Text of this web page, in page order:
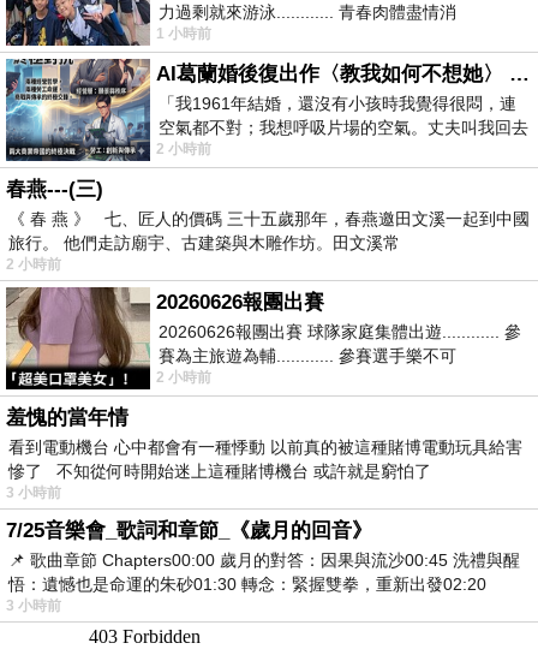
力過剩就來游泳............ 青春肉體盡情消
磨............ 晚餐不必
1 小時前
AI葛蘭婚後復出作〈教我如何不想她〉 #戀上老電影 #葛蘭 #粟子
「我1961年結婚，還沒有小孩時我覺得很悶，連
空氣都不對；我想呼吸片場的空氣。丈夫叫我回去
試試看……拍了〈教我如何不想她〉（1963
2 小時前
春燕---(三)
《 春 燕 》 七、匠人的價碼 三十五歲那年，春燕邀田文溪一起到中國
旅行。 他們走訪廟宇、古建築與木雕作坊。田文溪常
2 小時前
20260626報團出賽
20260626報團出賽 球隊家庭集體出遊............ 參
賽為主旅遊為輔............ 參賽選手樂不可
支............ 賽前旅遊
2 小時前
羞愧的當年情
看到電動機台 心中都會有一種悸動 以前真的被這種賭博電動玩具給害
慘了 不知從何時開始迷上這種賭博機台 或許就是窮怕了
3 小時前
7/25音樂會_歌詞和章節_《歲月的回音》
📌 歌曲章節 Chapters00:00​ 歲月的對答：因果與流沙00:45​ 洗禮與醒
悟：遺憾也是命運的朱砂01:30​ 轉念：緊握雙拳，重新出發02:20
3 小時前